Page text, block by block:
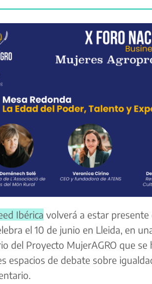
Ibérica volverá a estar presente
el 10 de junio en Lleida, en
del Proyecto MujerAGRO que
espacios de debate sobre